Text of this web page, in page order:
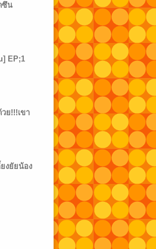
ซึน
EP;1
ย!!!เขา
งยัยน้อง